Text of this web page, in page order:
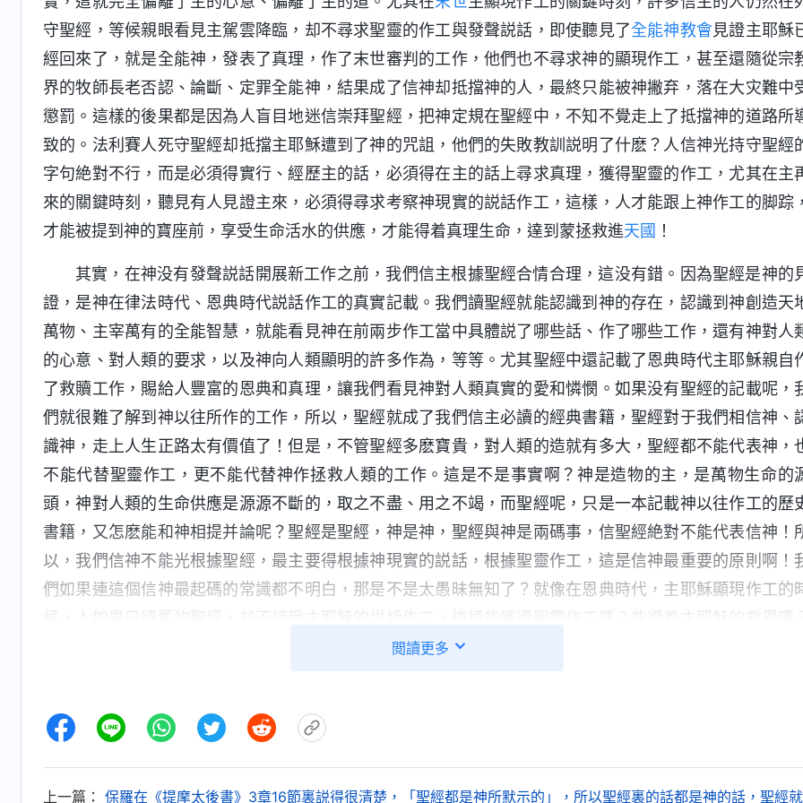
守聖經，等候親眼看見主駕雲降臨，却不尋求聖靈的作工與發聲説話，即使聽見了全能神教會見證主耶穌
經回來了，就是全能神，發表了真理，作了末世審判的工作，他們也不尋求神的顯現作工，甚至還隨從宗
界的牧師長老否認、論斷、定罪全能神，結果成了信神却抵擋神的人，最終只能被神撇弃，落在大灾難中
懲罰。這樣的後果都是因為人盲目地迷信崇拜聖經，把神定規在聖經中，不知不覺走上了抵擋神的道路所
致的。法利賽人死守聖經却抵擋主耶穌遭到了神的咒詛，他們的失敗教訓説明了什麽？人信神光持守聖經
字句絶對不行，而是必須得實行、經歷主的話，必須得在主的話上尋求真理，獲得聖靈的作工，尤其在主
來的關鍵時刻，聽見有人見證主來，必須得尋求考察神現實的説話作工，這樣，人才能跟上神作工的脚踪，
才能被提到神的寶座前，享受生命活水的供應，才能得着真理生命，達到蒙拯救進天國 ！
其實，在神没有發聲説話開展新工作之前，我們信主根據聖經合情合理，這没有錯。因為聖經是神的
證，是神在律法時代、恩典時代説話作工的真實記載。我們讀聖經就能認識到神的存在，認識到神創造天
萬物、主宰萬有的全能智慧，就能看見神在前兩步作工當中具體説了哪些話、作了哪些工作，還有神對人
的心意、對人類的要求，以及神向人類顯明的許多作為，等等。尤其聖經中還記載了恩典時代主耶穌親自
了救贖工作，賜給人豐富的恩典和真理，讓我們看見神對人類真實的愛和憐憫。如果没有聖經的記載呢，
們就很難了解到神以往所作的工作，所以，聖經就成了我們信主必讀的經典書籍，聖經對于我們相信神、
識神，走上人生正路太有價值了！但是，不管聖經多麽寶貴，對人類的造就有多大，聖經都不能代表神，
不能代替聖靈作工，更不能代替神作拯救人類的工作。這是不是事實啊？神是造物的主，是萬物生命的
頭，神對人類的生命供應是源源不斷的，取之不盡、用之不竭，而聖經呢，只是一本記載神以往作工的歷
書籍，又怎麽能和神相提并論呢？聖經是聖經，神是神，聖經與神是兩碼事，信聖經絶對不能代表信神！
以，我們信神不能光根據聖經，最主要得根據神現實的説話，根據聖靈作工，這是信神最重要的原則啊！
們如果連這個信神最起碼的常識都不明白，那是不是太愚昧無知了？就像在恩典時代，主耶穌顯現作工的
顯然不能！那麽到了末世，主耶穌已經回來了，就是全能神，全能神發表真理作了末世審判的工作，這時候
能神話語的審判刑罰，這樣經歷神的作工才能得着真理認識神，達到得潔净蒙拯救，這樣的信才能蒙神稱許
——電影劇本《信神》
閲讀更多
上一篇： 保羅在《提摩太後書》3章16節裏説得很清楚，「聖經都是神所默示的」，所以聖經裏的話都是神的話，聖經就